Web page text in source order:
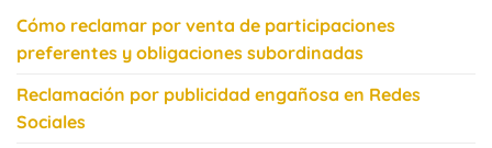
Cómo reclamar por venta de participaciones
preferentes y obligaciones subordinadas
Reclamación por publicidad engañosa en Redes
Sociales